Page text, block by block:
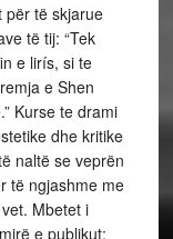
për të skjarue
të tij: “Tek
e lirís, si te
e Shen
Kurse te drami
dhe kritike
naltë se veprën
të ngjashme me
Mbetet i
e publikut: